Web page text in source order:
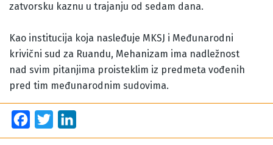
zatvorsku kaznu u trajanju od sedam dana.
Kao institucija koja nasleđuje MKSJ i Međunarodni
krivični sud za Ruandu, Mehanizam ima nadležnost
nad svim pitanjima proisteklim iz predmeta vođenih
pred tim međunarodnim sudovima.
Facebook
Twitter